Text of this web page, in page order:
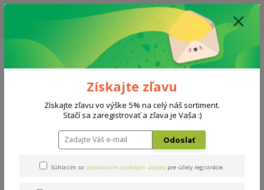
ZĽAVA: VŠETKY VYSTAVENÉ POSTELE ZA 400€ - CENA MATRACU A ROŠTU
PODĽA VÝBERU / DODACIA LEHOTA JE AKTUÁLNE 10-15 PRACOVNÝCH
Menu
0908 777 700 Po-So: 10-18 hod.
0
Postele Terra
Terra
Získajte zľavu
Získajte zľavu vo výške 5% na celý náš sortiment.
Stačí sa zaregistrovať a zľava je Vaša :)
Odoslať
Súhlasím so spracovaním osobných údajov pre účely registrácie.